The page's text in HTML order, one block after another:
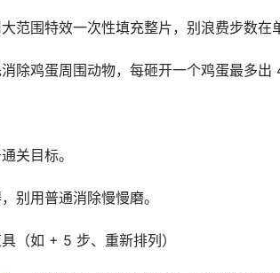
范围特效一次性填充整片，别浪费步数在
除鸡蛋周围动物，每砸开一个鸡蛋最多出
关目标。
别用普通消除慢慢磨。
（如 + 5 步、重新排列）